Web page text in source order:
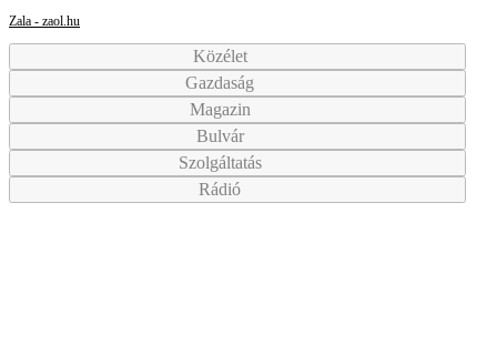
Zala - zaol.hu
Közélet
Gazdaság
Magazin
Bulvár
Szolgáltatás
Rádió